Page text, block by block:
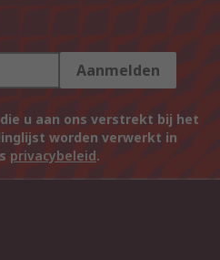
Aanmelden
u aan ons verstrekt bij het
worden verwerkt in
privacybeleid.